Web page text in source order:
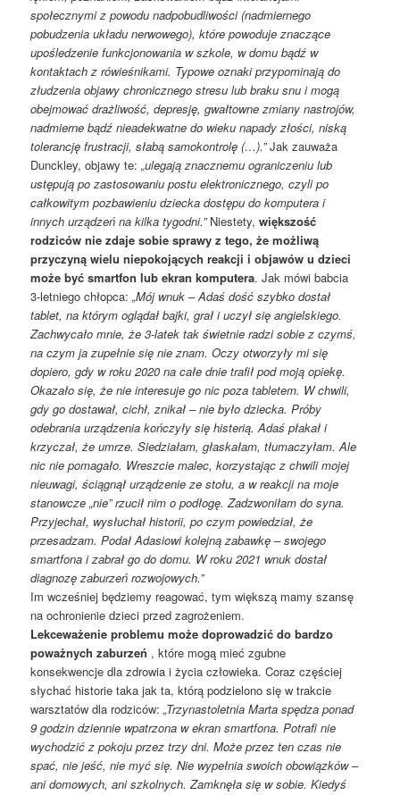
społecznymi z powodu nadpobudliwości (nadmiernego
pobudzenia układu nerwowego), które powoduje znaczące
upośledzenie funkcjonowania w szkole, w domu bądź w
kontaktach z rówieśnikami. Typowe oznaki przypominają do
złudzenia objawy chronicznego stresu lub braku snu i mogą
obejmować drażliwość, depresję, gwałtowne zmiany nastrojów,
nadmierne bądź nieadekwatne do wieku napady złości, niską
tolerancję frustracji, słabą samokontrolę (…).”Jak zauważa
Dunckley, objawy te:„ulegają znacznemu ograniczeniu lub
ustępują po zastosowaniu postu elektronicznego, czyli po
całkowitym pozbawieniu dziecka dostępu do komputera i
innych urządzeń na kilka tygodni.”Niestety,większość
rodziców nie zdaje sobie sprawy z tego, że możliwą
przyczyną wielu niepokojących reakcji i objawów u dzieci
może być smartfon lub ekran komputera. Jak mówi babcia
3-letniego chłopca:„Mój wnuk – Adaś dość szybko dostał
tablet, na którym oglądał bajki, grał i uczył się angielskiego.
Zachwycało mnie, że 3-latek tak świetnie radzi sobie z czymś,
na czym ja zupełnie się nie znam. Oczy otworzyły mi się
dopiero, gdy w roku 2020 na całe dnie trafił pod moją opiekę.
Okazało się, że nie interesuje go nic poza tabletem. W chwili,
gdy go dostawał, cichł, znikał – nie było dziecka. Próby
odebrania urządzenia kończyły się histerią. Adaś płakał i
krzyczał, że umrze. Siedziałam, głaskałam, tłumaczyłam. Ale
nic nie pomagało. Wreszcie malec, korzystając z chwili mojej
nieuwagi, ściągnął urządzenie ze stołu, a w reakcji na moje
stanowcze „nie” rzucił nim o podłogę. Zadzwoniłam do syna.
Przyjechał, wysłuchał historii, po czym powiedział, że
przesadzam. Podał Adasiowi kolejną zabawkę – swojego
smartfona i zabrał go do domu. W roku 2021 wnuk dostał
diagnozę zaburzeń rozwojowych.”
Im wcześniej będziemy reagować, tym większą mamy szansę
na ochronienie dzieci przed zagrożeniem.
Lekceważenie problemu może doprowadzić do bardzo
poważnych zaburzeń , które mogą mieć zgubne
konsekwencje dla zdrowia i życia człowieka. Coraz częściej
słychać historie taka jak ta, którą podzielono się w trakcie
warsztatów dla rodziców:„Trzynastoletnia Marta spędza ponad
9 godzin dziennie wpatrzona w ekran smartfona. Potrafi nie
wychodzić z pokoju przez trzy dni. Może przez ten czas nie
spać, nie jeść, nie myć się. Nie wypełnia swoich obowiązków –
ani domowych, ani szkolnych. Zamknęła się w sobie. Kiedyś